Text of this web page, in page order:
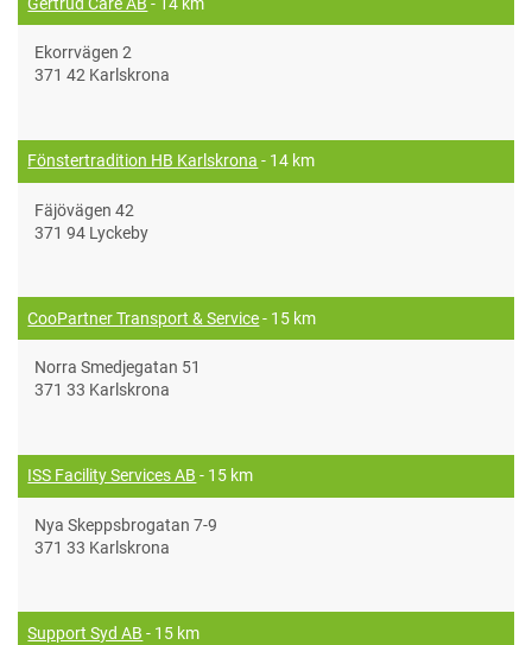
Ekorrvägen 2
371 42 Karlskrona
Fönstertradition HB Karlskrona - 14 km
Fäjövägen 42
371 94 Lyckeby
CooPartner Transport & Service- 15 km
Norra Smedjegatan 51
371 33 Karlskrona
ISS Facility Services AB - 15 km
Nya Skeppsbrogatan 7-9
371 33 Karlskrona
Support Syd AB - 15 km